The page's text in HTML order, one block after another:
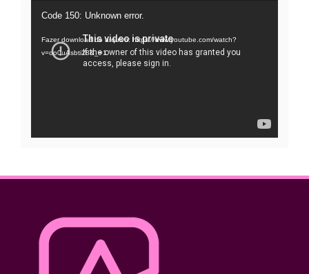
Tocador
vídeo
Code 150: Unknown error.
Fazer download do arquivo: https://www.youtube.com/watch?
v=oo0uAsbti28&_=1